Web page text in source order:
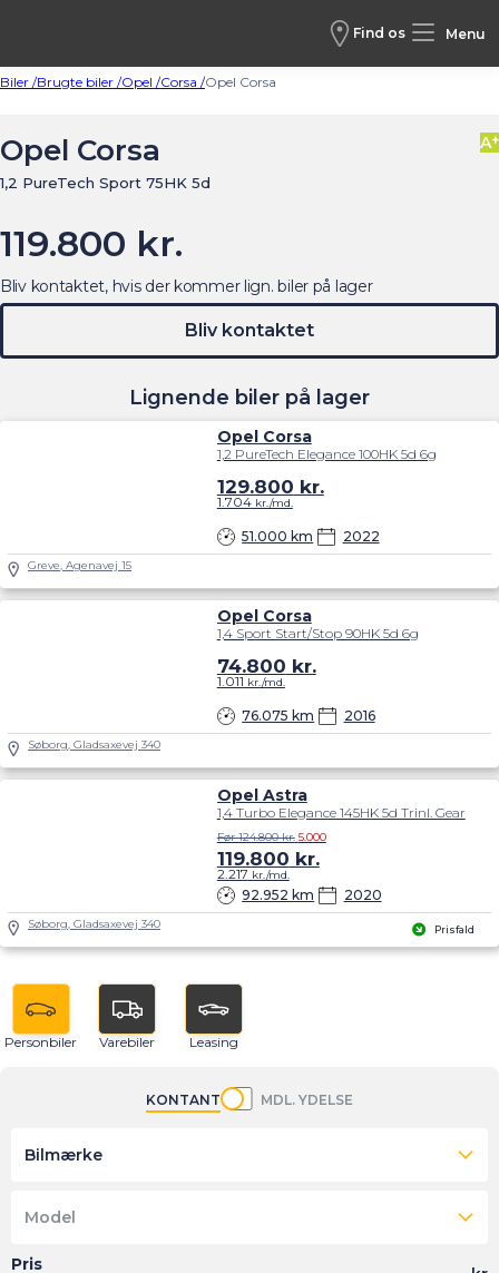
Find os Menu
Biler /Brugte biler /Opel /Corsa /Opel Corsa
Opel Corsa
1,2 PureTech Sport 75HK 5d
A+
119.800 kr.
Lignende biler på lager
Opel Corsa
1,2 PureTech Elegance 100HK 5d 6g
51.000 km 2022
129.800 kr.
1.704kr./md.
Greve, Agenavej 15
Opel Corsa
1,4 Sport Start/Stop 90HK 5d 6g
76.075 km 2016
74.800 kr.
1.011 kr./md.
Søborg, Gladsaxevej 340
Prisfald
Opel Astra
1,4 Turbo Elegance 145HK 5d Trinl. Gear
92.952 km 2020
Før 124.800 kr. 5.000
119.800 kr.
2.217 kr./md.
Søborg, Gladsaxevej 340
Bliv kontaktet, hvis der kommer lign. biler på lager
Bliv kontaktet
Personbiler Varebiler Leasing
KONTANT MDL. YDELSE
Bilmærke
Model